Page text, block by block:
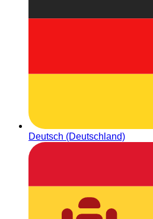
Deutsch (Deutschland)